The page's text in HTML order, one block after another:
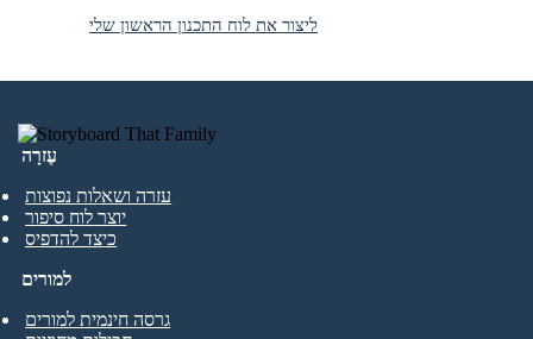
ליצור את לוח התכנון הראשון שלי
עֶזרָה
עזרה ושאלות נפוצות
יוצר לוח סיפור
כיצד להדפיס
למורים
גרסה חינמית למורים